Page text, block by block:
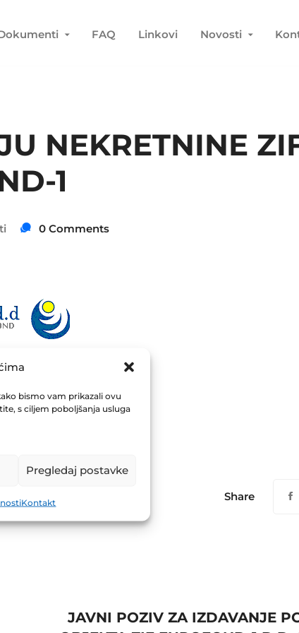
bismo vam prikazali ovu
s ciljem poboljšanja usluga
Pregledaj postavke
Kontakt
FAQ Linkovi Novosti
NEKRETNINE
1
0 Comments
Share
JAVNI POZIV ZA IZDAVANJE